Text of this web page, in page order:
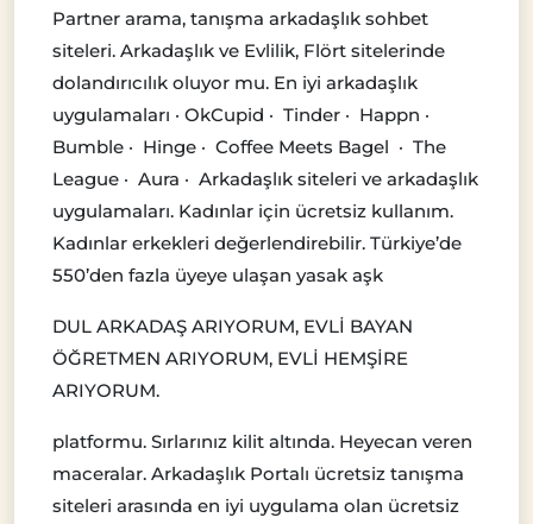
Partner arama, tanışma arkadaşlık sohbet
siteleri. Arkadaşlık ve Evlilik, Flört sitelerinde
dolandırıcılık oluyor mu. En iyi arkadaşlık
uygulamaları · OkCupid · Tinder · Happn ·
Bumble · Hinge · Coffee Meets Bagel · The
League · Aura · Arkadaşlık siteleri ve arkadaşlık
uygulamaları. Kadınlar için ücretsiz kullanım.
Kadınlar erkekleri değerlendirebilir. Türkiye’de
550’den fazla üyeye ulaşan yasak aşk
DUL ARKADAŞ ARIYORUM, EVLİ BAYAN
ÖĞRETMEN ARIYORUM, EVLİ HEMŞİRE
ARIYORUM.
platformu. Sırlarınız kilit altında. Heyecan veren
maceralar. Arkadaşlık Portalı ücretsiz tanışma
siteleri arasında en iyi uygulama olan ücretsiz